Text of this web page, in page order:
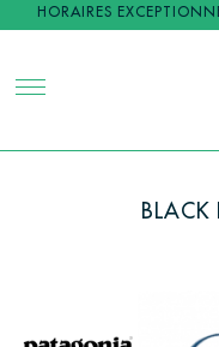
HORAIRES